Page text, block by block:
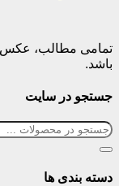
تمامی مطالب،
باشد.
جستجو در سایت
دسته بندی ها